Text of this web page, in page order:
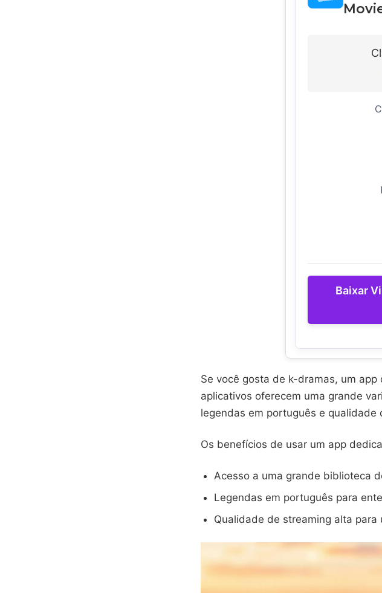
Baixar
Se você gosta de k-dramas, um
aplicativos oferecem uma grande
legendas em português e qualidade
Os benefícios de usar um app
Acesso a uma grande biblioteca
Legendas em português para
Qualidade de streaming alta